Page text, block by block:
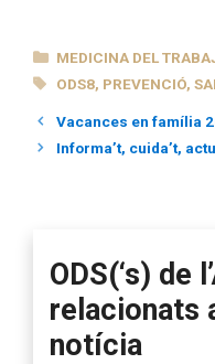
CATEGORÍAS
MEDICINA DEL
ETIQUETAS
ODS8, PREVENCIÓ,
Vacances en família
Informa’t, cuida’t,
ODS(‘s) de
relacionats
notícia